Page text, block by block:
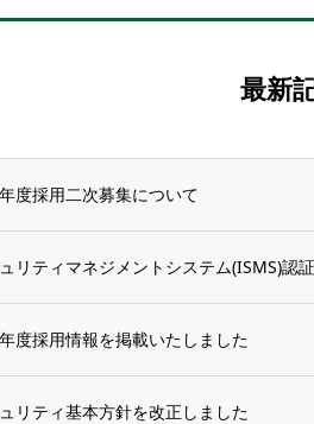
最新
度採用二次募集について
リティマネジメントシステム(ISMS)認
度採用情報を掲載いたしました
リティ基本方針を改正しました